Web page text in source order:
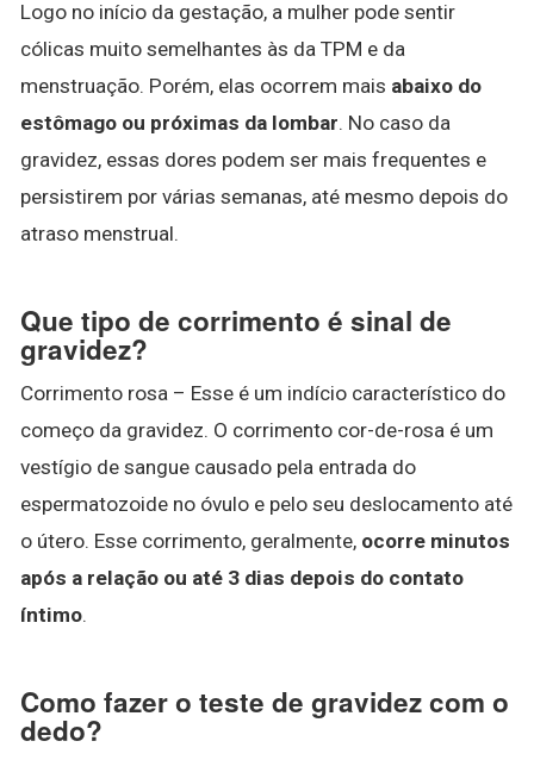
Logo no início da gestação, a mulher pode sentir
cólicas muito semelhantes às da TPM e da
menstruação. Porém, elas ocorrem mais abaixo do
estômago ou próximas da lombar. No caso da
gravidez, essas dores podem ser mais frequentes e
persistirem por várias semanas, até mesmo depois do
atraso menstrual.
Que tipo de corrimento é sinal de
gravidez?
Corrimento rosa – Esse é um indício característico do
começo da gravidez. O corrimento cor-de-rosa é um
vestígio de sangue causado pela entrada do
espermatozoide no óvulo e pelo seu deslocamento até
o útero. Esse corrimento, geralmente, ocorre minutos
após a relação ou até 3 dias depois do contato
íntimo.
Como fazer o teste de gravidez com o
dedo?